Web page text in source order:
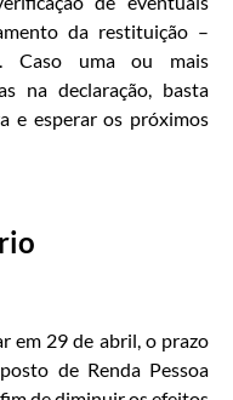
da restituição –
Caso uma ou mais
na declaração, basta
e esperar os próximos
em 29 de abril, o prazo
de Renda Pessoa